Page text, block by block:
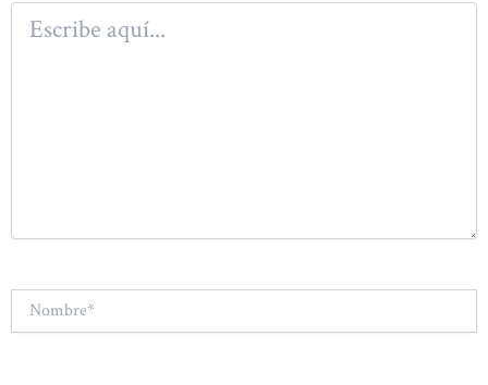
Escribe
aquí...
Nombre*